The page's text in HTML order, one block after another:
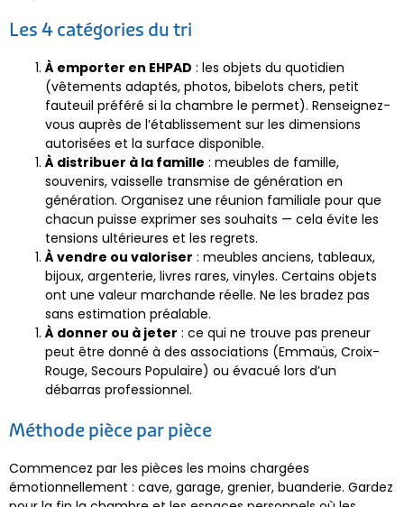
Les 4 catégories du tri
À emporter en EHPAD : les objets du quotidien
(vêtements adaptés, photos, bibelots chers, petit
fauteuil préféré si la chambre le permet). Renseignez-
vous auprès de l’établissement sur les dimensions
autorisées et la surface disponible.
À distribuer à la famille : meubles de famille,
souvenirs, vaisselle transmise de génération en
génération. Organisez une réunion familiale pour que
chacun puisse exprimer ses souhaits — cela évite les
tensions ultérieures et les regrets.
À vendre ou valoriser : meubles anciens, tableaux,
bijoux, argenterie, livres rares, vinyles. Certains objets
ont une valeur marchande réelle. Ne les bradez pas
sans estimation préalable.
À donner ou à jeter : ce qui ne trouve pas preneur
peut être donné à des associations (Emmaüs, Croix-
Rouge, Secours Populaire) ou évacué lors d’un
débarras professionnel.
Méthode pièce par pièce
Commencez par les pièces les moins chargées
émotionnellement : cave, garage, grenier, buanderie. Gardez